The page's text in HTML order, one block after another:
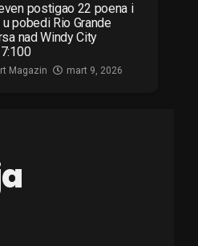
postigao 22 poena i
pobedi Rio Grande
nad Windy City
Magazin mart 9, 2026